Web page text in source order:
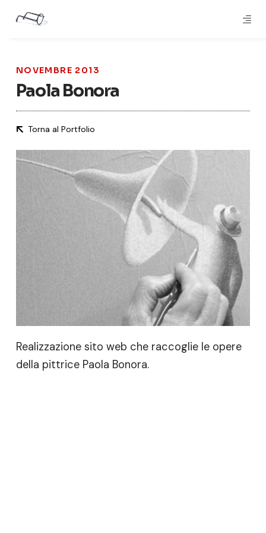
NOVEMBRE 2013
Paola Bonora
Torna al Portfolio
Realizzazione sito web che raccoglie le opere
della pittrice Paola Bonora.